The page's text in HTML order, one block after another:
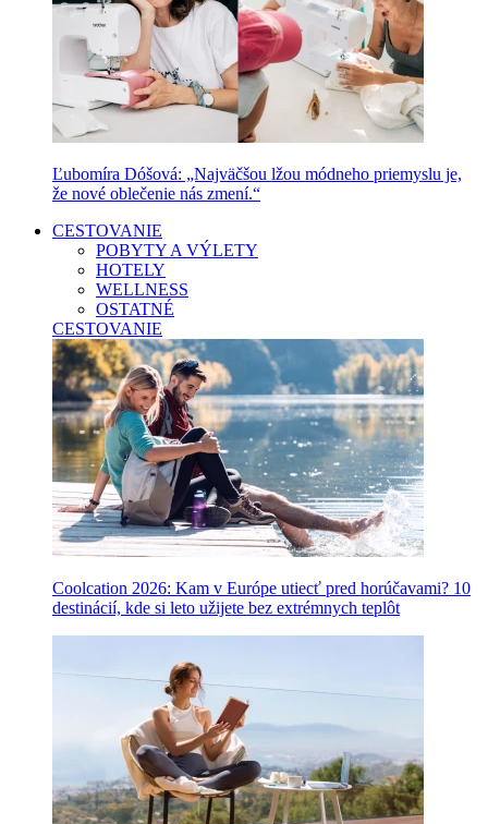
Ľubomíra Dóšová: „Najväčšou lžou módneho priemyslu je,
že nové oblečenie nás zmení.“
CESTOVANIE
POBYTY A VÝLETY
HOTELY
WELLNESS
OSTATNÉ
CESTOVANIE
Coolcation 2026: Kam v Európe utiecť pred horúčavami? 10
destinácií, kde si leto užijete bez extrémnych teplôt